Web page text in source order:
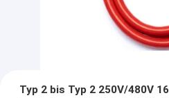
Typ 2 bis Typ 2 250V/480V